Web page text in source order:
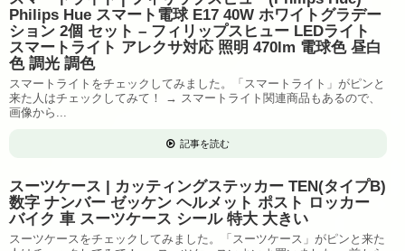
Philips Hue スマート電球 E17 40W ホワイトグラデー
ション 2個 セット – フィリップスヒュー LEDライト
スマートライト アレクサ対応 照明 470lm 電球色 昼白
色 調光 調色
スマートライトをチェックしてみました。「スマートライト」がピンと
来た人はチェックしてみて！ → スマートライト関連商品もあるので、
画像から...
記事を読む
スーツケース | カッティングステッカー TEN(タイプB)
数字 ナンバー ゼッケン ヘルメット ポスト ロッカー
バイク 車 スーツケース シール 特大 大きい
スーツケースをチェックしてみました。「スーツケース」がピンと来た